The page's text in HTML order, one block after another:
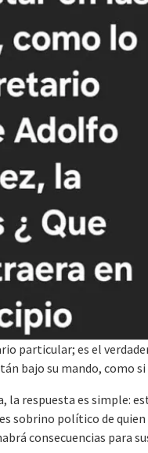
particular; es el
bajo su mando, como
la respuesta es simple:
sobrino político de
consecuencias para